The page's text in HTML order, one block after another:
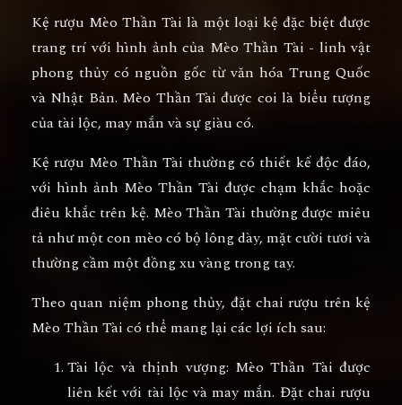
Kệ rượu Mèo Thần Tài là một loại kệ đặc biệt được
trang trí với hình ảnh của Mèo Thần Tài - linh vật
phong thủy có nguồn gốc từ văn hóa Trung Quốc
và Nhật Bản. Mèo Thần Tài được coi là biểu tượng
của tài lộc, may mắn và sự giàu có.
Kệ rượu Mèo Thần Tài thường có thiết kế độc đáo,
với hình ảnh Mèo Thần Tài được chạm khắc hoặc
điêu khắc trên kệ. Mèo Thần Tài thường được miêu
tả như một con mèo có bộ lông dày, mặt cười tươi và
thường cầm một đồng xu vàng trong tay.
Theo quan niệm phong thủy, đặt chai rượu trên kệ
Mèo Thần Tài có thể mang lại các lợi ích sau:
Tài lộc và thịnh vượng: Mèo Thần Tài được
liên kết với tài lộc và may mắn. Đặt chai rượu